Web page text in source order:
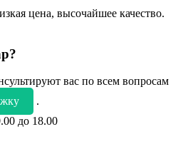
цена, высочайшее качество.
вас по всем вопросам
.
до 18.00